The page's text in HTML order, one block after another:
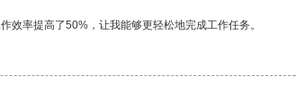
效率提高了50%，让我能够更轻松地完成工作任务。